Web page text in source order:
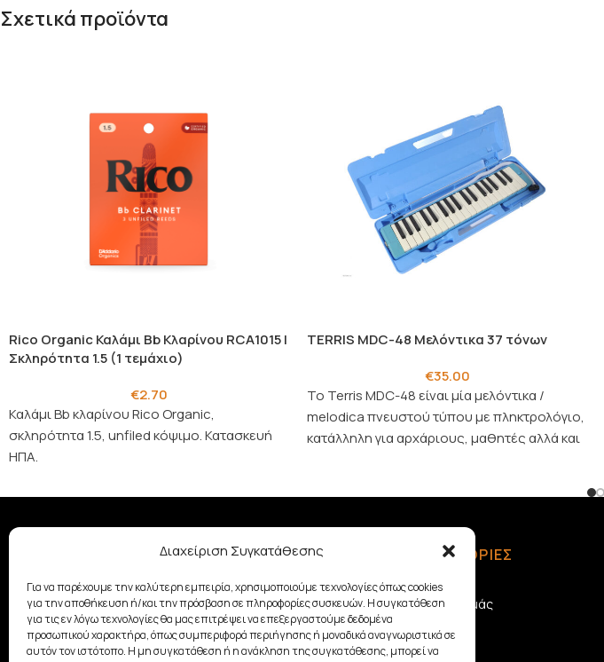
Διαχείριση Συγκατάθεσης
Για να παρέχουμε την καλύτερη εμπειρία, χρησιμοποιούμε τεχνολογίες όπως cookies
για την αποθήκευση ή/και την πρόσβαση σε πληροφορίες συσκευών. Η συγκατάθεση
για τις εν λόγω τεχνολογίες θα μας επιτρέψει να επεξεργαστούμε δεδομένα
προσωπικού χαρακτήρα, όπως συμπεριφορά περιήγησης ή μοναδικά αναγνωριστικά σε
αυτόν τον ιστότοπο. Η μη συγκατάθεση ή η ανάκληση της συγκατάθεσης, μπορεί να
Σχετικά προϊόντα
Rico Organic Καλάμι Bb Κλαρίνου RCA1015 |
Σκληρότητα 1.5 (1 τεμάχιο)
€2.70
Καλάμι Bb κλαρίνου Rico Organic,
σκληρότητα 1.5, unfiled κόψιμο. Κατασκευή
ΗΠΑ.
TERRIS MDC-48 Μελόντικα 37 τόνων
€35.00
Το Terris MDC-48 είναι μία μελόντικα /
melodica πνευστού τύπου με πληκτρολόγιο,
κατάλληλη για αρχάριους, μαθητές αλλά και
ΣΧΕΤΙΚΆ ΜΕ ΕΜΆΣ
οικογένεια Σαμουελιάν στηρίζει
τη μουσική δημιουργία
προσφέροντας ποιοτικά μουσικά
ΠΛΗΡΟΦΟΡΙΕΣ
Σχετικά με εμάς
Επικοινωνία